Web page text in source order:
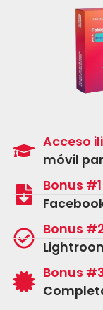
Acceso
móvil
Bonus #1
Bonus
Bonus